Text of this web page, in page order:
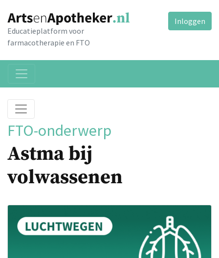
Educatieplatform voor
farmacotherapie en FTO
Inloggen
FTO-onderwerp
Astma bij
volwassenen